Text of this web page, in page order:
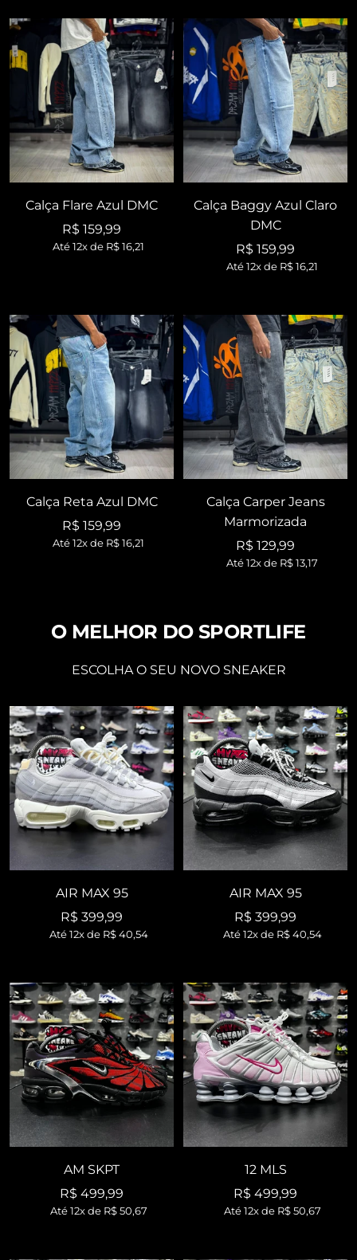
¡
Calça Flare Azul DMC
Preço
promocional
R$ 159,99
Até 12x de R$ 16,21
Calça Baggy Azul Claro
DMC
Preço
promocional
R$ 159,99
Até 12x de R$ 16,21
Calça Reta Azul DMC
Preço
promocional
R$ 159,99
Até 12x de R$ 16,21
Calça Carper Jeans
Marmorizada
Preço
promocional
R$ 129,99
Até 12x de R$ 13,17
O MELHOR DO SPORTLIFE
ESCOLHA O SEU NOVO SNEAKER
AIR MAX 95
Preço
promocional
R$ 399,99
Até 12x de R$ 40,54
AIR MAX 95
Preço
promocional
R$ 399,99
Até 12x de R$ 40,54
AM SKPT
Preço
promocional
R$ 499,99
Até 12x de R$ 50,67
12 MLS
Preço
promocional
R$ 499,99
Até 12x de R$ 50,67